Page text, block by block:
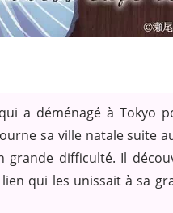
a déménagé à Tokyo
sa ville natale suite
difficulté. Il
qui les unissait à sa